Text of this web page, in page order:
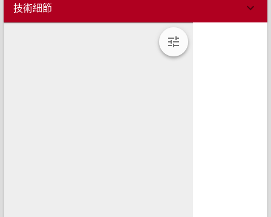
技術細節